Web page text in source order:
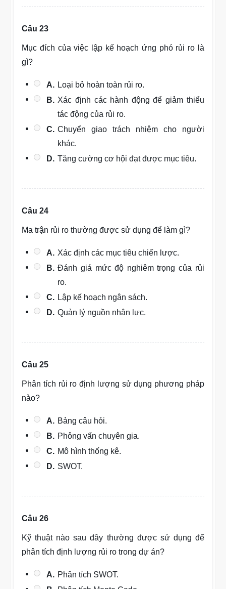
Câu 23
Mục đích của việc lập kế hoạch ứng phó rủi ro là
gì?
A. Loại bỏ hoàn toàn rủi ro.
B. Xác định các hành động để giảm thiểu
tác động của rủi ro.
C. Chuyển giao trách nhiệm cho người
khác.
D. Tăng cường cơ hội đạt được mục tiêu.
Câu 24
Ma trận rủi ro thường được sử dụng để làm gì?
A. Xác định các mục tiêu chiến lược.
B. Đánh giá mức độ nghiêm trọng của rủi
ro.
C. Lập kế hoạch ngân sách.
D. Quản lý nguồn nhân lực.
Câu 25
Phân tích rủi ro định lượng sử dụng phương pháp
nào?
A. Bảng câu hỏi.
B. Phỏng vấn chuyên gia.
C. Mô hình thống kê.
D. SWOT.
Câu 26
Kỹ thuật nào sau đây thường được sử dụng để
phân tích định lượng rủi ro trong dự án?
A. Phân tích SWOT.